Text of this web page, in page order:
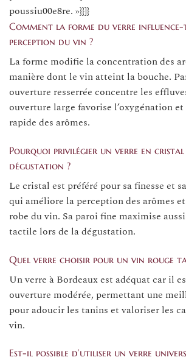
poussiu00e8re. »}}]}
Comment la forme du verre
perception du vin ?
La forme modifie la concentration des
manière dont le vin atteint la bouche.
ouverture resserrée concentre les
ouverture large favorise l’oxygénation
rapide des arômes.
Pourquoi privilégier un verre en
dégustation ?
Le cristal est préféré pour sa finesse et
qui améliore la perception des arômes
robe du vin. Sa paroi fine maximise
tactile lors de la dégustation.
Quel verre choisir pour un vin rouge
Un verre à Bordeaux est adéquat car il
ouverture modérée, permettant une
pour adoucir les tanins et valoriser les
vin.
Est-il possible d’utiliser un verre